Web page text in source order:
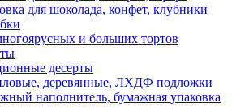
для шоколада, конфет, клубники
и больших тортов
десерты
деревянные, ЛХДФ подложки
наполнитель, бумажная упаковка